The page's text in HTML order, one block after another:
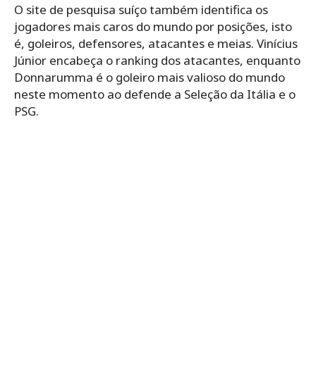
O site de pesquisa suíço também identifica os
jogadores mais caros do mundo por posições, isto
é, goleiros, defensores, atacantes e meias. Vinícius
Júnior encabeça o ranking dos atacantes, enquanto
Donnarumma é o goleiro mais valioso do mundo
neste momento ao defende a Seleção da Itália e o
PSG.